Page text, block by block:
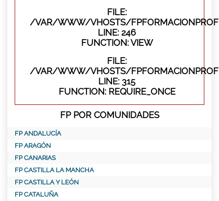
FILE:
/VAR/WWW/VHOSTS/
LINE: 246
FUNCTION: VIEW
FILE:
/VAR/WWW/VHOSTS/
LINE: 315
FUNCTION: REQUIRE_ONCE
FP POR COMUNIDADES
FP ANDALUCÍA
FP ARAGÓN
FP CANARIAS
FP CASTILLA LA MANCHA
FP CASTILLA Y LEÓN
FP CATALUÑA